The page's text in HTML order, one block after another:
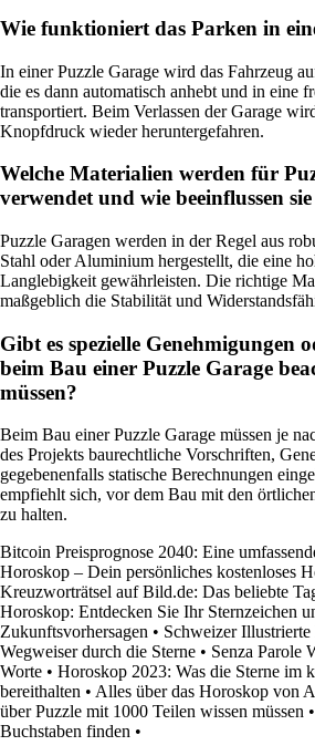
Wie funktioniert das Parken in
In einer Puzzle Garage wird das Fahrzeug
die es dann automatisch anhebt und in eine
transportiert. Beim Verlassen der Garage
Knopfdruck wieder heruntergefahren.
Welche Materialien werden für
verwendet und wie beeinflussen
Puzzle Garagen werden in der Regel aus
Stahl oder Aluminium hergestellt, die eine
Langlebigkeit gewährleisten. Die richtige
maßgeblich die Stabilität und
Gibt es spezielle Genehmigungen
beim Bau einer Puzzle Garage
müssen?
Beim Bau einer Puzzle Garage müssen je
des Projekts baurechtliche Vorschriften,
gegebenenfalls statische Berechnungen
empfiehlt sich, vor dem Bau mit den
zu halten.
Bitcoin Preisprognose 2040: Eine
Horoskop – Dein persönliches kostenloses
Kreuzworträtsel auf Bild.de: Das beliebte
Horoskop: Entdecken Sie Ihr Sternzeichen
Zukunftsvorhersagen • Schweizer
Wegweiser durch die Sterne • Senza Parole
Worte • Horoskop 2023: Was die Sterne im
bereithalten • Alles über das Horoskop von
über Puzzle mit 1000 Teilen wissen müssen •
Buchstaben finden •